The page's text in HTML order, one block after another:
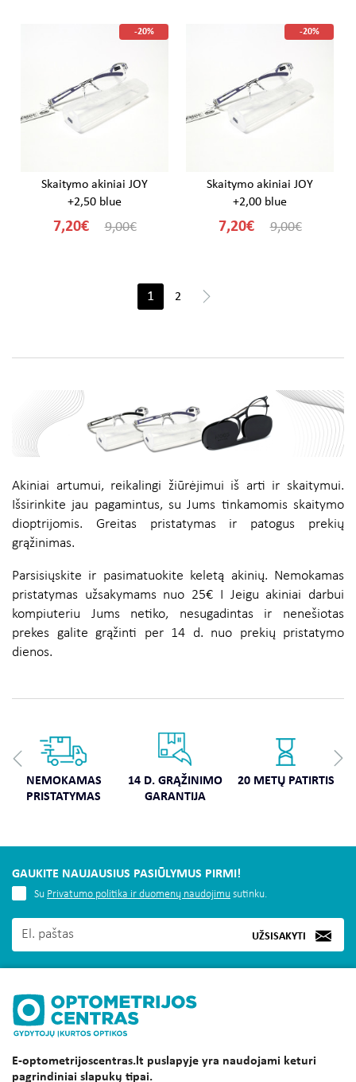
-20%
Skaitymo akiniai JOY
+2,50 blue
7,20€ 9,00€
-20%
Skaitymo akiniai JOY
+2,00 blue
7,20€ 9,00€
1 2 >
Akiniai artumui, reikalingi žiūrėjimui iš arti ir skaitymui.
Išsirinkite jau pagamintus, su Jums tinkamomis skaitymo
dioptrijomis. Greitas pristatymas ir patogus prekių
grąžinimas.
Parsisiųskite ir pasimatuokite keletą akinių. Nemokamas
pristatymas užsakymams nuo 25€ I Jeigu akiniai darbui
kompiuteriu Jums netiko, nesugadintas ir nenešiotas
prekes galite grąžinti per 14 d. nuo prekių pristatymo
dienos.
NEMOKAMAS
PRISTATYMAS
14 D. GRĄŽINIMO
GARANTIJA
20 METŲ PATIRTIS
GAUKITE NAUJAUSIUS PASIŪLYMUS PIRMI!
UŽSISAKYTI
Su Privatumo politika ir duomenų naudojimu sutinku.
INFORMACIJA
E-optometrijoscentras.lt puslapyje yra naudojami keturi
pagrindiniai slapukų tipai.